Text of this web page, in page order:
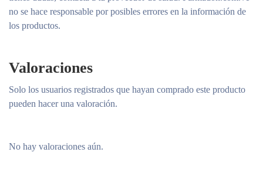
no se hace responsable por posibles errores en la información de
los productos.
Valoraciones
No hay valoraciones aún.
Solo los usuarios registrados que hayan comprado este producto
pueden hacer una valoración.